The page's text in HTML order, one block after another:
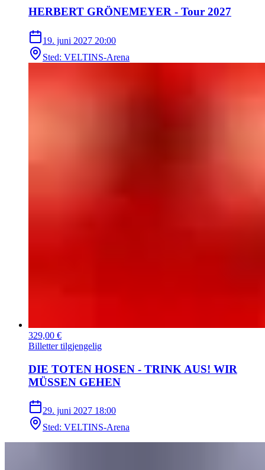
HERBERT GRÖNEMEYER - Tour 2027
19. juni 2027 20:00
Sted: VELTINS-Arena
329,00 €
Billetter tilgjengelig
DIE TOTEN HOSEN - TRINK AUS! WIR
MÜSSEN GEHEN
29. juni 2027 18:00
Sted: VELTINS-Arena